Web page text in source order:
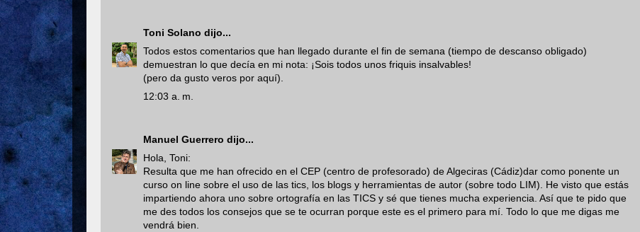
Toni Solano dijo...
Todos estos comentarios que han llegado durante el fin de semana (tiempo de descanso obligado)
demuestran lo que decía en mi nota: ¡Sois todos unos friquis insalvables!
(pero da gusto veros por aquí).
12:03 a. m.
Manuel Guerrero dijo...
Hola, Toni:
Resulta que me han ofrecido en el CEP (centro de profesorado) de Algeciras (Cádiz)dar como ponente un
curso on line sobre el uso de las tics, los blogs y herramientas de autor (sobre todo LIM). He visto que estás
impartiendo ahora uno sobre ortografía en las TICS y sé que tienes mucha experiencia. Así que te pido que
me des todos los consejos que se te ocurran porque este es el primero para mí. Todo lo que me digas me
vendrá bien.